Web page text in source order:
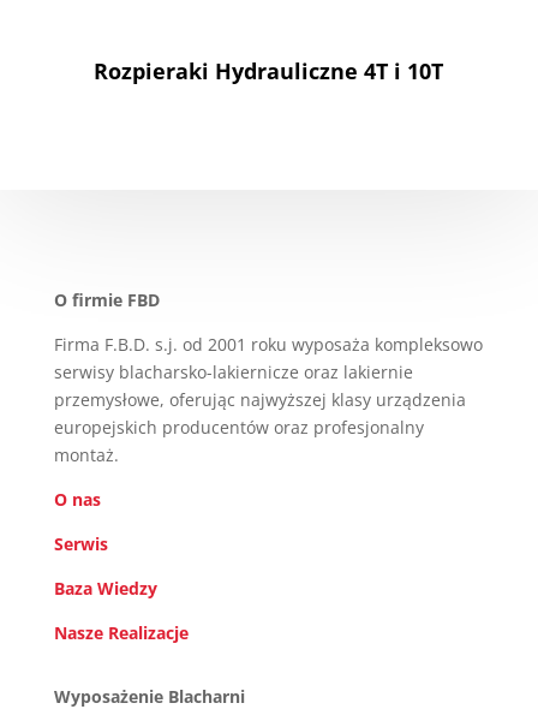
Rozpieraki Hydrauliczne 4T i 10T
O firmie FBD
Firma F.B.D. s.j. od 2001 roku wyposaża kompleksowo
serwisy blacharsko-lakiernicze oraz lakiernie
przemysłowe, oferując najwyższej klasy urządzenia
europejskich producentów oraz profesjonalny
montaż.
O nas
Serwis
Baza Wiedzy
Nasze Realizacje
Wyposażenie Blacharni